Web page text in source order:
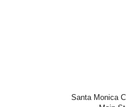
Santa Monica